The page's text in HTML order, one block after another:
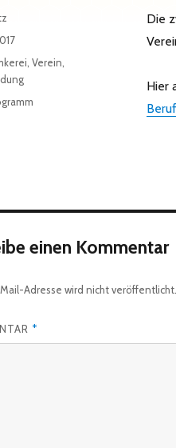
Die
Hier
,Verein,
einen Kommentar
Adresse wird nicht veröffentlicht.
*